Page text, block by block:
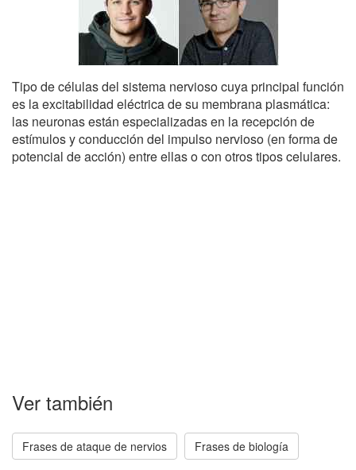
Tipo de células del sistema nervioso cuya principal función
es la excitabilidad eléctrica de su membrana plasmática:
las neuronas están especializadas en la recepción de
estímulos y conducción del impulso nervioso (en forma de
potencial de acción) entre ellas o con otros tipos celulares.
Ver también
Frases de ataque de nervios Frases de biología